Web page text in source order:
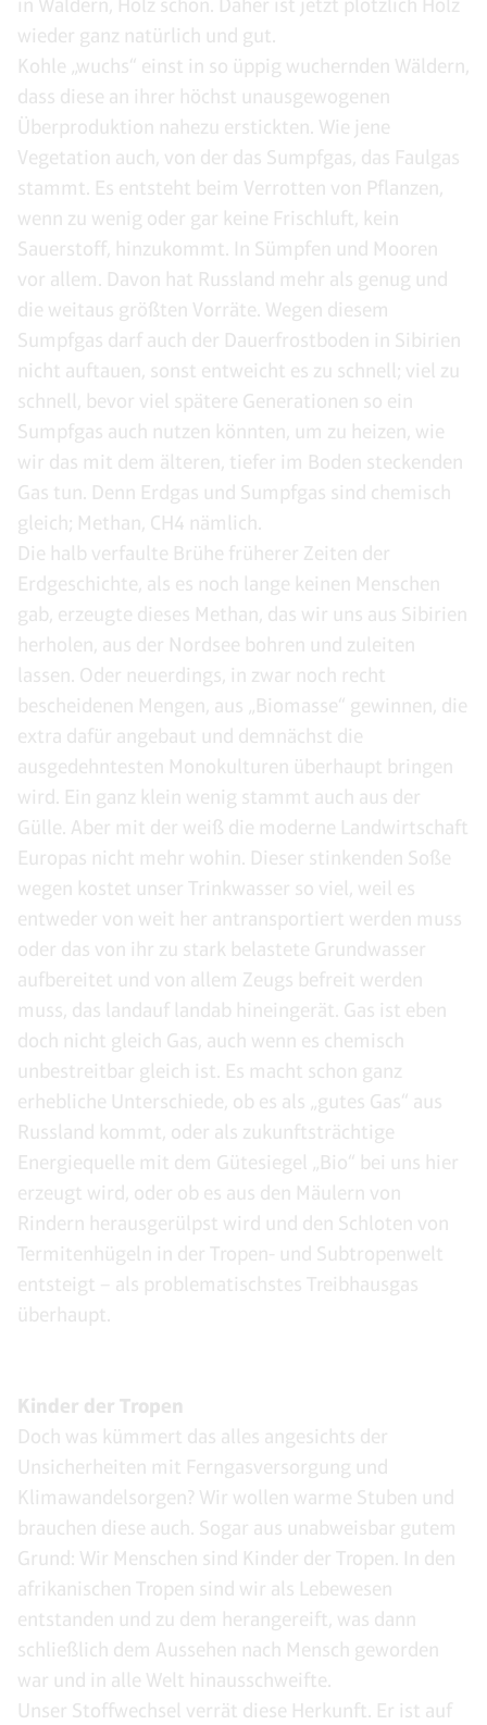
in Wäldern, Holz schon. Daher ist jetzt plötzlich Holz
wieder ganz natürlich und gut.
Kohle „wuchs“ einst in so üppig wuchernden Wäldern,
dass diese an ihrer höchst unausgewogenen
Überproduktion nahezu erstickten. Wie jene
Vegetation auch, von der das Sumpfgas, das Faulgas
stammt. Es entsteht beim Verrotten von Pflanzen,
wenn zu wenig oder gar keine Frischluft, kein
Sauerstoff, hinzukommt. In Sümpfen und Mooren
vor allem. Davon hat Russland mehr als genug und
die weitaus größten Vorräte. Wegen diesem
Sumpfgas darf auch der Dauerfrostboden in Sibirien
nicht auftauen, sonst entweicht es zu schnell; viel zu
schnell, bevor viel spätere Generationen so ein
Sumpfgas auch nutzen könnten, um zu heizen, wie
wir das mit dem älteren, tiefer im Boden steckenden
Gas tun. Denn Erdgas und Sumpfgas sind chemisch
gleich; Methan, CH4 nämlich.
Die halb verfaulte Brühe früherer Zeiten der
Erdgeschichte, als es noch lange keinen Menschen
gab, erzeugte dieses Methan, das wir uns aus Sibirien
herholen, aus der Nordsee bohren und zuleiten
lassen. Oder neuerdings, in zwar noch recht
bescheidenen Mengen, aus „Biomasse“ gewinnen, die
extra dafür angebaut und demnächst die
ausgedehntesten Monokulturen überhaupt bringen
wird. Ein ganz klein wenig stammt auch aus der
Gülle. Aber mit der weiß die moderne Landwirtschaft
Europas nicht mehr wohin. Dieser stinkenden Soße
wegen kostet unser Trinkwasser so viel, weil es
entweder von weit her antransportiert werden muss
oder das von ihr zu stark belastete Grundwasser
aufbereitet und von allem Zeugs befreit werden
muss, das landauf landab hineingerät. Gas ist eben
doch nicht gleich Gas, auch wenn es chemisch
unbestreitbar gleich ist. Es macht schon ganz
erhebliche Unterschiede, ob es als „gutes Gas“ aus
Russland kommt, oder als zukunftsträchtige
Energiequelle mit dem Gütesiegel „Bio“ bei uns hier
erzeugt wird, oder ob es aus den Mäulern von
Rindern herausgerülpst wird und den Schloten von
Termitenhügeln in der Tropen- und Subtropenwelt
entsteigt – als problematischstes Treibhausgas
überhaupt.
Kinder der Tropen
Doch was kümmert das alles angesichts der
Unsicherheiten mit Ferngasversorgung und
Klimawandelsorgen? Wir wollen warme Stuben und
brauchen diese auch. Sogar aus unabweisbar gutem
Grund: Wir Menschen sind Kinder der Tropen. In den
afrikanischen Tropen sind wir als Lebewesen
entstanden und zu dem herangereift, was dann
schließlich dem Aussehen nach Mensch geworden
war und in alle Welt hinausschweifte.
Unser Stoffwechsel verrät diese Herkunft. Er ist auf